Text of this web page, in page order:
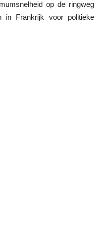
op de ringweg
in Frankrijk voor politieke